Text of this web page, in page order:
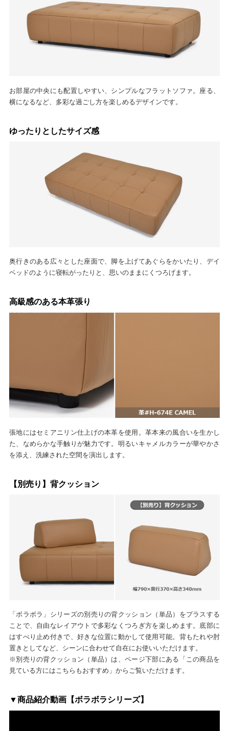
お部屋の中央にも配置しやすい、シンプルなフラットソファ。座る、
横になるなど、多彩な過ごし方を楽しめるデザインです。
ゆったりとしたサイズ感
奥行きのある広々とした座面で、脚を上げてあぐらをかいたり、デイ
ベッドのように寝転がったりと、思いのままにくつろげます。
高級感のある本革張り
張地にはセミアニリン仕上げの本革を使用。革本来の風合いを生かし
た、なめらかな手触りが魅力です。明るいキャメルカラーが華やかさ
を添え、洗練された空間を演出します。
【別売り】背クッション
「ボラボラ」シリーズの別売りの背クッション（単品）をプラスする
ことで、自由なレイアウトで多彩なくつろぎ方を楽しめます。底部に
はすべり止め付きで、好きな位置に動かして使用可能。背もたれや肘
置きとしてなど、シーンに合わせて自在にお使いいただけます。
※別売りの背クッション（単品）は、ページ下部にある「この商品を
見ている方にはこちらもおすすめ」からご覧いただけます。
▼商品紹介動画【ボラボラシリーズ】